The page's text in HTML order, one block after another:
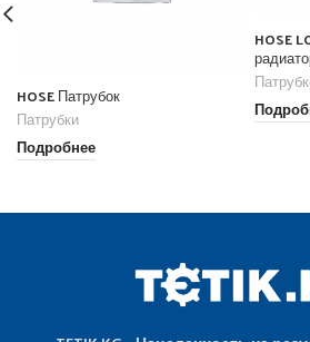
HOSE Патрубок
Патрубки
Подробнее
HOSE